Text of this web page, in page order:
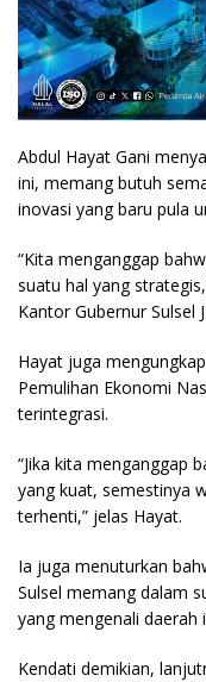
Abdul Hayat Gani
ini, memang butuh
inovasi yang baru pula
“Kita menganggap
suatu hal yang
Kantor Gubernur Sulsel
Hayat juga
Pemulihan Ekonomi
terintegrasi.
“Jika kita menganggap
yang kuat, semestinya
terhenti,” jelas Hayat.
Ia juga menuturkan
Sulsel memang dalam
yang mengenali
Kendati demikian,